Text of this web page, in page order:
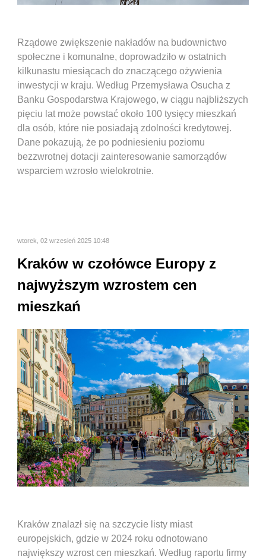
Rządowe zwiększenie nakładów na budownictwo
społeczne i komunalne, doprowadziło w ostatnich
kilkunastu miesiącach do znaczącego ożywienia
inwestycji w kraju. Według Przemysława Osucha z
Banku Gospodarstwa Krajowego, w ciągu najbliższych
pięciu lat może powstać około 100 tysięcy mieszkań
dla osób, które nie posiadają zdolności kredytowej.
Dane pokazują, że po podniesieniu poziomu
bezzwrotnej dotacji zainteresowanie samorządów
wsparciem wzrosło wielokrotnie.
wtorek, 02 wrzesień 2025 10:48
Kraków w czołówce Europy z
najwyższym wzrostem cen
mieszkań
Kraków znalazł się na szczycie listy miast
europejskich, gdzie w 2024 roku odnotowano
największy wzrost cen mieszkań. Według raportu firmy